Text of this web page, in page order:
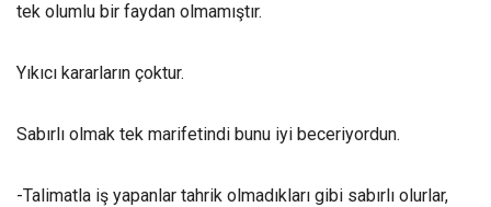
tek olumlu bir faydan olmamıştır.
Yıkıcı kararların çoktur.
Sabırlı olmak tek marifetindi bunu iyi beceriyordun.
-Talimatla iş yapanlar tahrik olmadıkları gibi sabırlı olurlar,